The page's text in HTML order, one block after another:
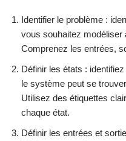
Identifier le problème :
vous souhaitez modéliser
Comprenez les entrées,
Définir les états :
le système peut se
Utilisez des étiquettes
chaque état.
Définir les entrées et